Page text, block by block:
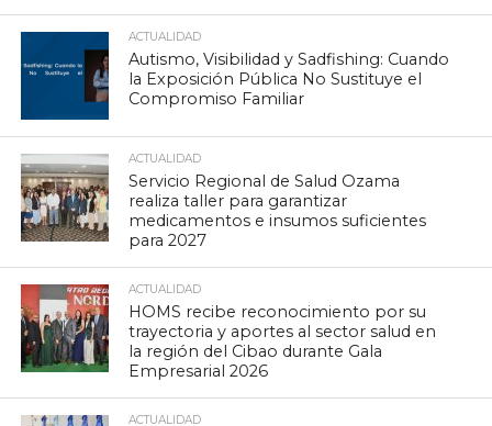
ACTUALIDAD
Autismo, Visibilidad y Sadfishing: Cuando
la Exposición Pública No Sustituye el
Compromiso Familiar
ACTUALIDAD
Servicio Regional de Salud Ozama
realiza taller para garantizar
medicamentos e insumos suficientes
para 2027
ACTUALIDAD
HOMS recibe reconocimiento por su
trayectoria y aportes al sector salud en
la región del Cibao durante Gala
Empresarial 2026
ACTUALIDAD